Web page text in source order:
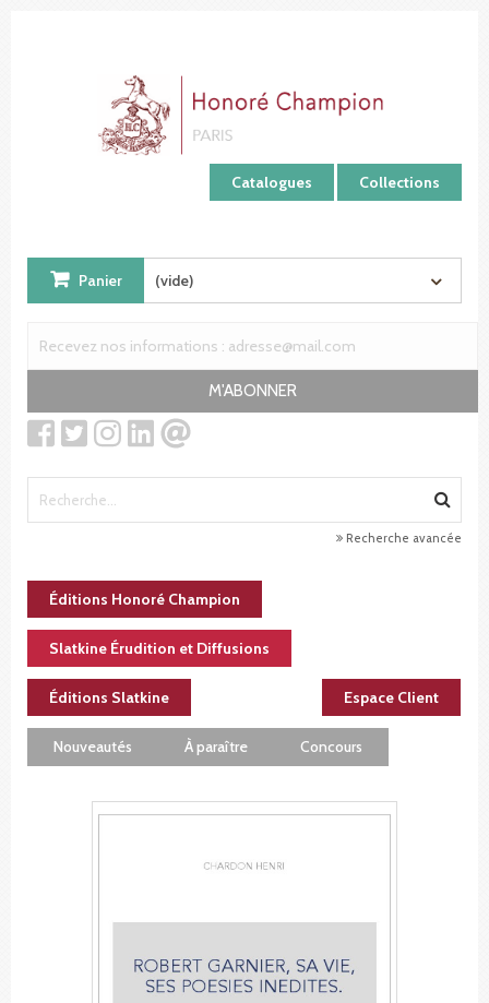
Catalogues Collections
Panier (vide)
M'ABONNER
Recherche avancée
Éditions Honoré Champion
Slatkine Érudition et Diffusions
Éditions Slatkine Espace Client
Nouveautés À paraître Concours